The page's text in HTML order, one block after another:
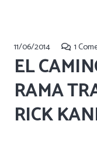
11/06/2014 1
EL
RAMA
RICK